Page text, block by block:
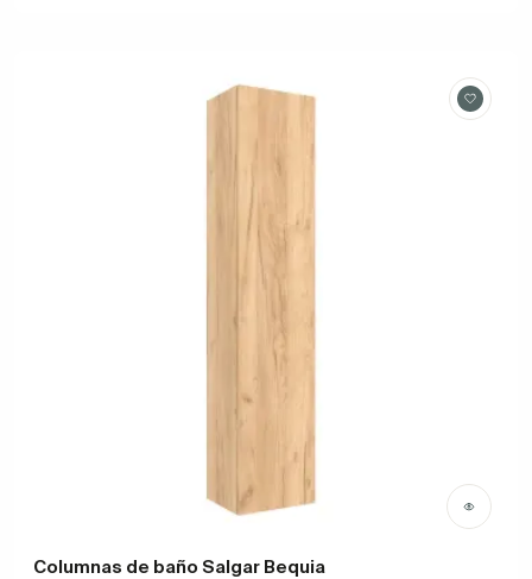
Columnas de baño Salgar Bequia